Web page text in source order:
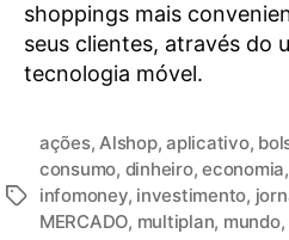
shoppings mais
seus clientes, através do
tecnologia móvel.
ações,Alshop,aplicativo,
consumo, dinheiro,economia,
infomoney, investimento,
MERCADO, multiplan, mundo,